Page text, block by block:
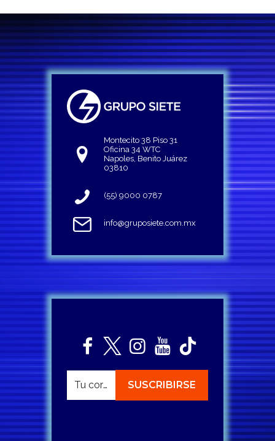
Montecito 38 Piso 31
Oficina 34 WTC
Napoles, Benito Juárez
03810
(55) 9000 0787
info@gruposiete.com.mx